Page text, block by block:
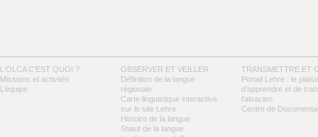
L'OLCA C'EST QUOI ?
Missions et activités
L’équipe
OBSERVER ET VEILLER
Définition de la langue
régionale
Carte linguistique interactive
sur le site Lehre
Histoire de la langue
Statut de la langue
TRANSMETTRE ET
Portail Lehre : le plaisir
d’apprendre et de
l’alsacien
Centre de